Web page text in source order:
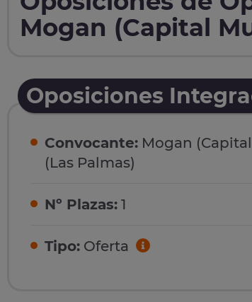
Mogan (Capital
Oposiciones
Convocante: Mogan
(Las Palmas)
Nº Plazas: 1
Tipo: Oferta